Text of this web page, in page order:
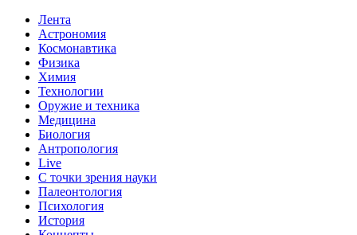
Лента
Астрономия
Космонавтика
Физика
Химия
Технологии
Оружие и техника
Медицина
Биология
Антропология
Live
С точки зрения науки
Палеонтология
Психология
История